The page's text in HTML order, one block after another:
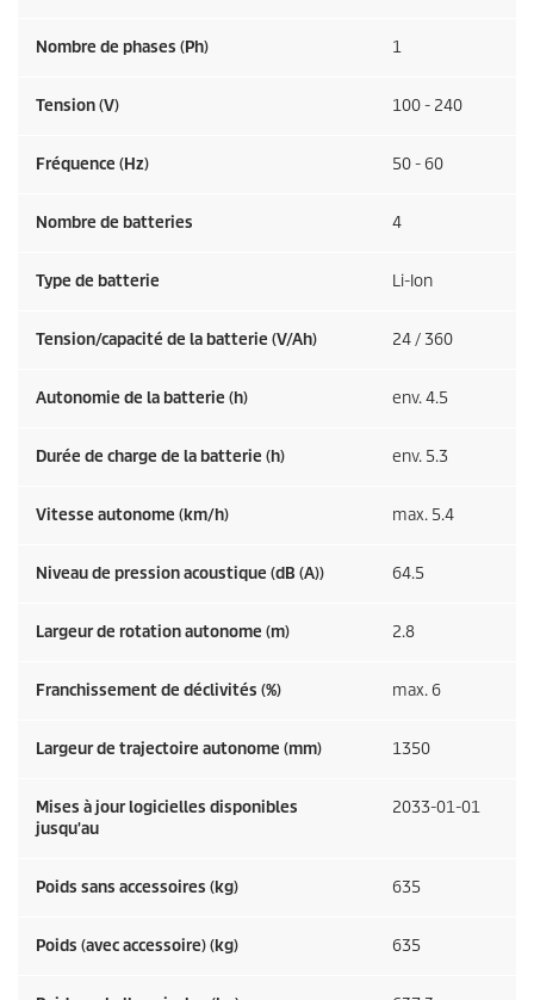
Nombre de phases (Ph) 1
Tension (V) 100 - 240
Fréquence (Hz) 50 - 60
Nombre de batteries 4
Type de batterie Li-Ion
Tension/capacité de la batterie (V/Ah) 24 / 360
Autonomie de la batterie (h) env. 4.5
Durée de charge de la batterie (h) env. 5.3
Vitesse autonome (km/h) max. 5.4
Niveau de pression acoustique (dB (A)) 64.5
Largeur de rotation autonome (m) 2.8
Franchissement de déclivités (%) max. 6
Largeur de trajectoire autonome (mm) 1350
Mises à jour logicielles disponibles
jusqu'au
2033-01-01
Poids sans accessoires (kg) 635
Poids (avec accessoire) (kg) 635